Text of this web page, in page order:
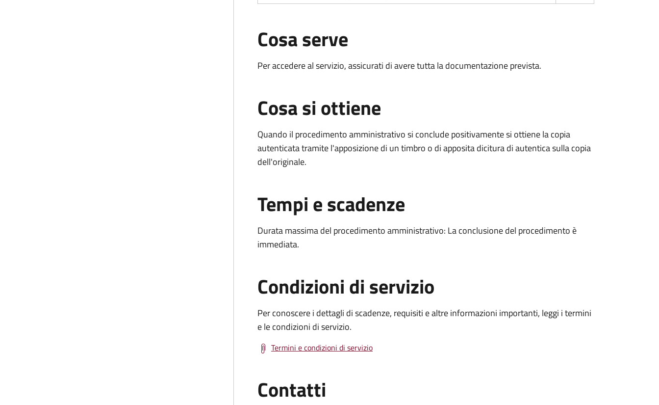
Cosa serve
Per accedere al servizio, assicurati di avere tutta la documentazione prevista.
Cosa si ottiene
Quando il procedimento amministrativo si conclude positivamente si ottiene la copia
autenticata tramite l'apposizione di un timbro o di apposita dicitura di autentica sulla copia
dell'originale.
Tempi e scadenze
Durata massima del procedimento amministrativo: La conclusione del procedimento è
immediata.
Condizioni di servizio
Per conoscere i dettagli di scadenze, requisiti e altre informazioni importanti, leggi i termini
e le condizioni di servizio.
Termini e condizioni di servizio
Contatti